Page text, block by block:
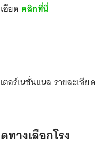
อียด คลิกที่นี่
อร์เนชั่นแนล รายละเอียด
างเลือกโรง